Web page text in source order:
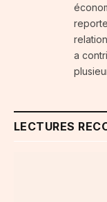
a
LECTURES